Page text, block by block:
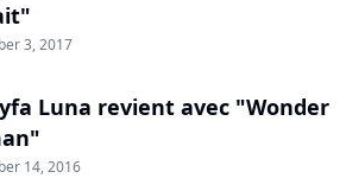
3, 2017
Luna revient avec "Wonder
14, 2016